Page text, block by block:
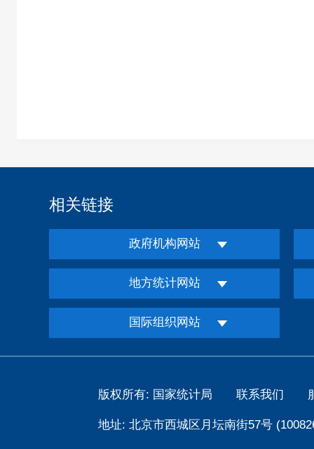
相关链接
政府机构网站
地方统计网站
国际组织网站
版权所有: 国家统计局 联系我们
地址: 北京市西城区月坛南街57号